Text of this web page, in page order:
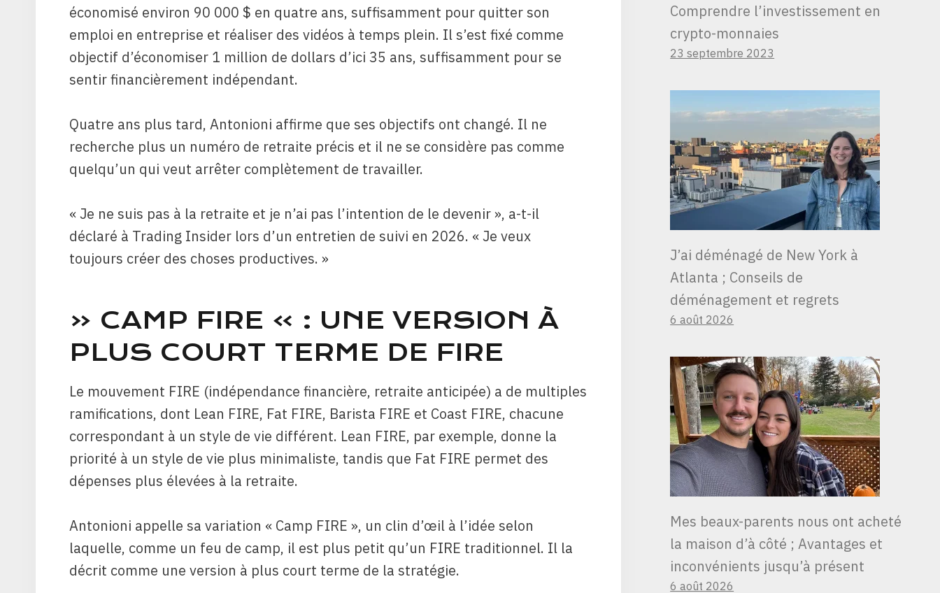
économisé environ 90 000 $ en quatre ans, suffisamment pour quitter son
emploi en entreprise et réaliser des vidéos à temps plein. Il s’est fixé comme
objectif d’économiser 1 million de dollars d’ici 35 ans, suffisamment pour se
sentir financièrement indépendant.
Quatre ans plus tard, Antonioni affirme que ses objectifs ont changé. Il ne
recherche plus un numéro de retraite précis et il ne se considère pas comme
quelqu’un qui veut arrêter complètement de travailler.
« Je ne suis pas à la retraite et je n’ai pas l’intention de le devenir », a-t-il
déclaré à Trading Insider lors d’un entretien de suivi en 2026. « Je veux
toujours créer des choses productives. »
« CAMP FIRE » : UNE VERSION À
PLUS COURT TERME DE FIRE
Le mouvement FIRE (indépendance financière, retraite anticipée) a de multiples
ramifications, dont Lean FIRE, Fat FIRE, Barista FIRE et Coast FIRE, chacune
correspondant à un style de vie différent. Lean FIRE, par exemple, donne la
priorité à un style de vie plus minimaliste, tandis que Fat FIRE permet des
dépenses plus élevées à la retraite.
Antonioni appelle sa variation « Camp FIRE », un clin d’œil à l’idée selon
laquelle, comme un feu de camp, il est plus petit qu’un FIRE traditionnel. Il la
décrit comme une version à plus court terme de la stratégie.
Comprendre l’investissement en
crypto-monnaies
23 septembre 2023
J’ai déménagé de New York à
Atlanta ; Conseils de
déménagement et regrets
6 août 2026
Mes beaux-parents nous ont acheté
la maison d’à côté ; Avantages et
inconvénients jusqu’à présent
6 août 2026